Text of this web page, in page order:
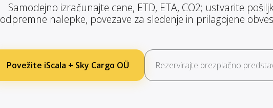
Samodejno izračunajte cene, ETD, ETA, CO2; ustvarite
odpremne nalepke, povezave za sledenje in prilagojene
Povežite iScala + Sky Cargo OÜ Rezervirajte brezplačno